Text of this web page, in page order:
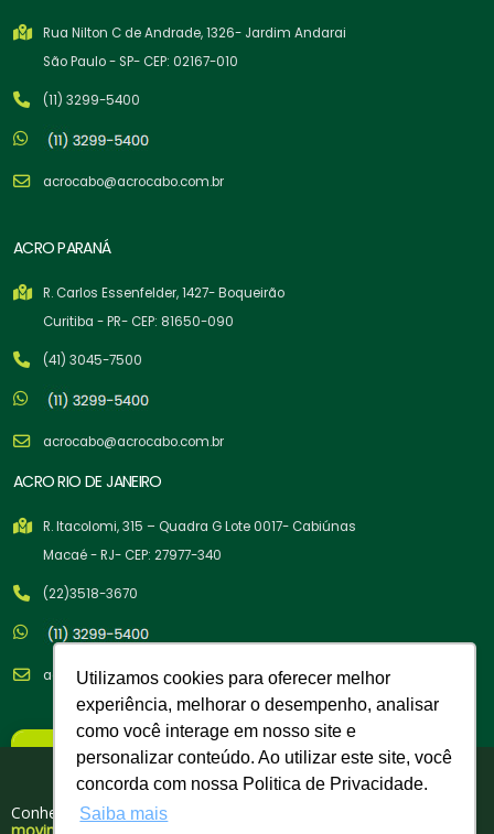
Tem cupom para você!
Conheça nosso portfólio de produtos para
Utilizamos cookies para oferecer melhor
experiência, melhorar o desempenho, analisar
como você interage em nosso site e
personalizar conteúdo. Ao utilizar este site, você
concorda com nossa Politica de Privacidade.
Saiba mais
Rua Nilton C de Andrade, 1326- Jardim Andarai
São Paulo - SP- CEP: 02167-010
(11) 3299-5400
acrocabo@acrocabo.com.br
ACRO PARANÁ
R. Carlos Essenfelder, 1427- Boqueirão
Curitiba - PR- CEP: 81650-090
(41) 3045-7500
acrocabo@acrocabo.com.br
ACRO RIO DE JANEIRO
R. Itacolomi, 315 – Quadra G Lote 0017- Cabiúnas
Macaé - RJ- CEP: 27977-340
(22)3518-3670
acrocabo@acrocabo.com.br
×
Nova Política Comercial
A partir de 02/02/26